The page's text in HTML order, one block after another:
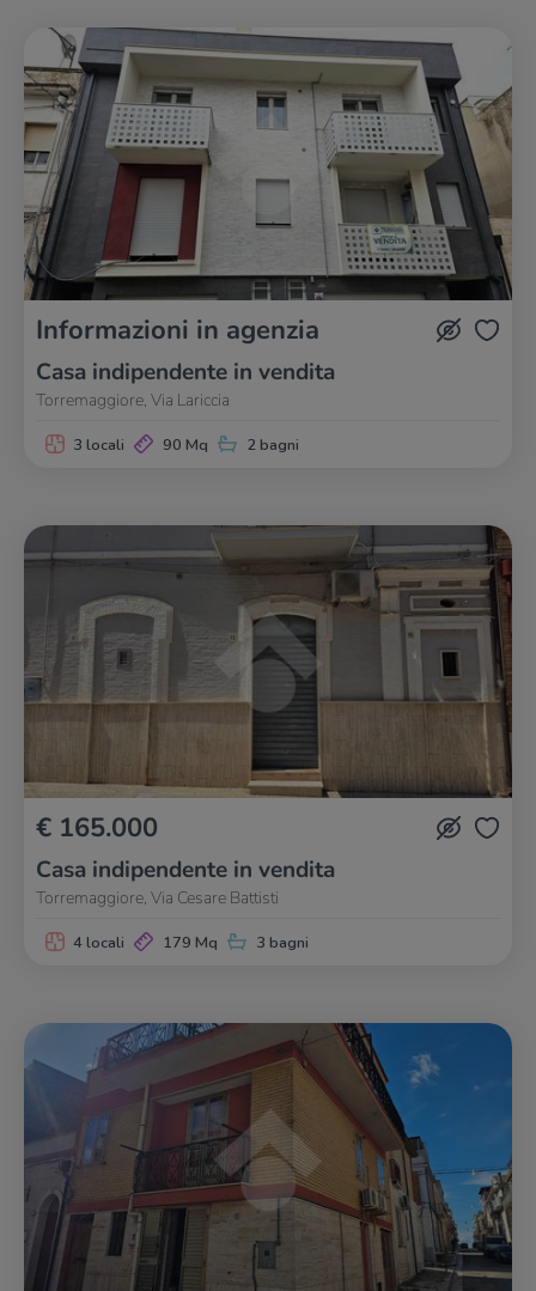
Informazioni in agenzia
Casa indipendente in vendita
Torremaggiore, Via Lariccia
3 locali 90 Mq 2 bagni
€ 165.000
Casa indipendente in vendita
Torremaggiore, Via Cesare Battisti
4 locali 179 Mq 3 bagni